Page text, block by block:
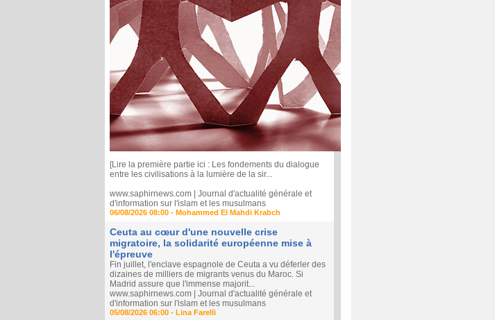
[Lire la première partie ici : Les fondements du dialogue
entre les civilisations à la lumière de la sir...
www.saphirnews.com | Journal d'actualité générale et
d'information sur l'islam et les musulmans
06/08/2026 08:00 - Mohammed El Mahdi Krabch
Ceuta au cœur d'une nouvelle crise
migratoire, la solidarité européenne mise à
l'épreuve
Fin juillet, l'enclave espagnole de Ceuta a vu déferler des
dizaines de milliers de migrants venus du Maroc. Si
Madrid assure que l'immense majorit...
www.saphirnews.com | Journal d'actualité générale et
d'information sur l'islam et les musulmans
05/08/2026 06:00 - Lina Farelli